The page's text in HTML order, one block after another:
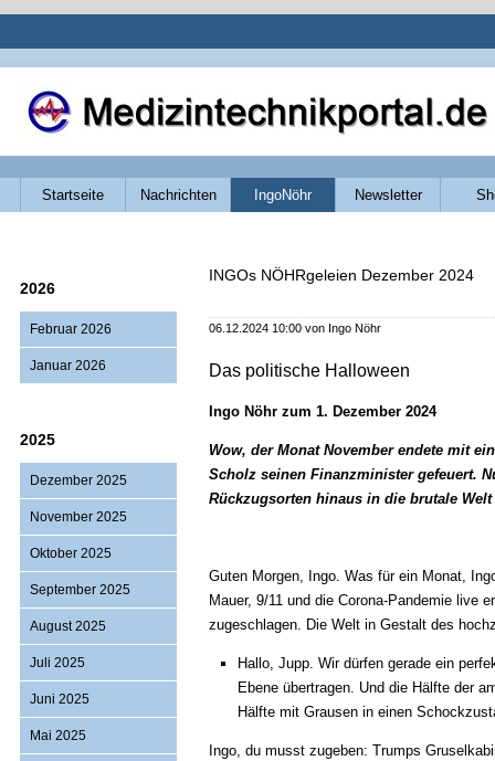
Navigation
überspringen
Startseite Nachrichten IngoNöhr Newsletter
2026
Februar 2026
Januar 2026
2025
Dezember 2025
November 2025
Oktober 2025
September 2025
August 2025
Juli 2025
Juni 2025
Mai 2025
INGOs NÖHRgeleien Dezember 2024
06.12.2024 10:00 von Ingo Nöhr
Das politische Halloween
Ingo Nöhr zum 1. Dezember 2024
Wow, der Monat November endete mit
Scholz seinen Finanzminister gefeuert.
Rückzugsorten hinaus in die brutale
Guten Morgen, Ingo. Was für ein Monat,
Mauer, 9/11 und die Corona-Pandemie live
zugeschlagen. Die Welt in Gestalt des
Hallo, Jupp. Wir dürfen gerade ein
Ebene übertragen. Und die Hälfte der
Hälfte mit Grausen in einen
Ingo, du musst zugeben: Trumps